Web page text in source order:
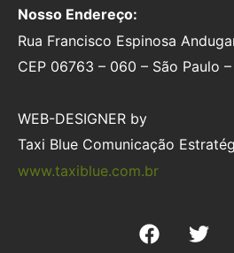
Nosso Endereço:
Rua Francisco Espinosa
CEP 06763 – 060 – São Paulo –
WEB-DESIGNER by
Taxi Blue Comunicação
www.taxiblue.com.br